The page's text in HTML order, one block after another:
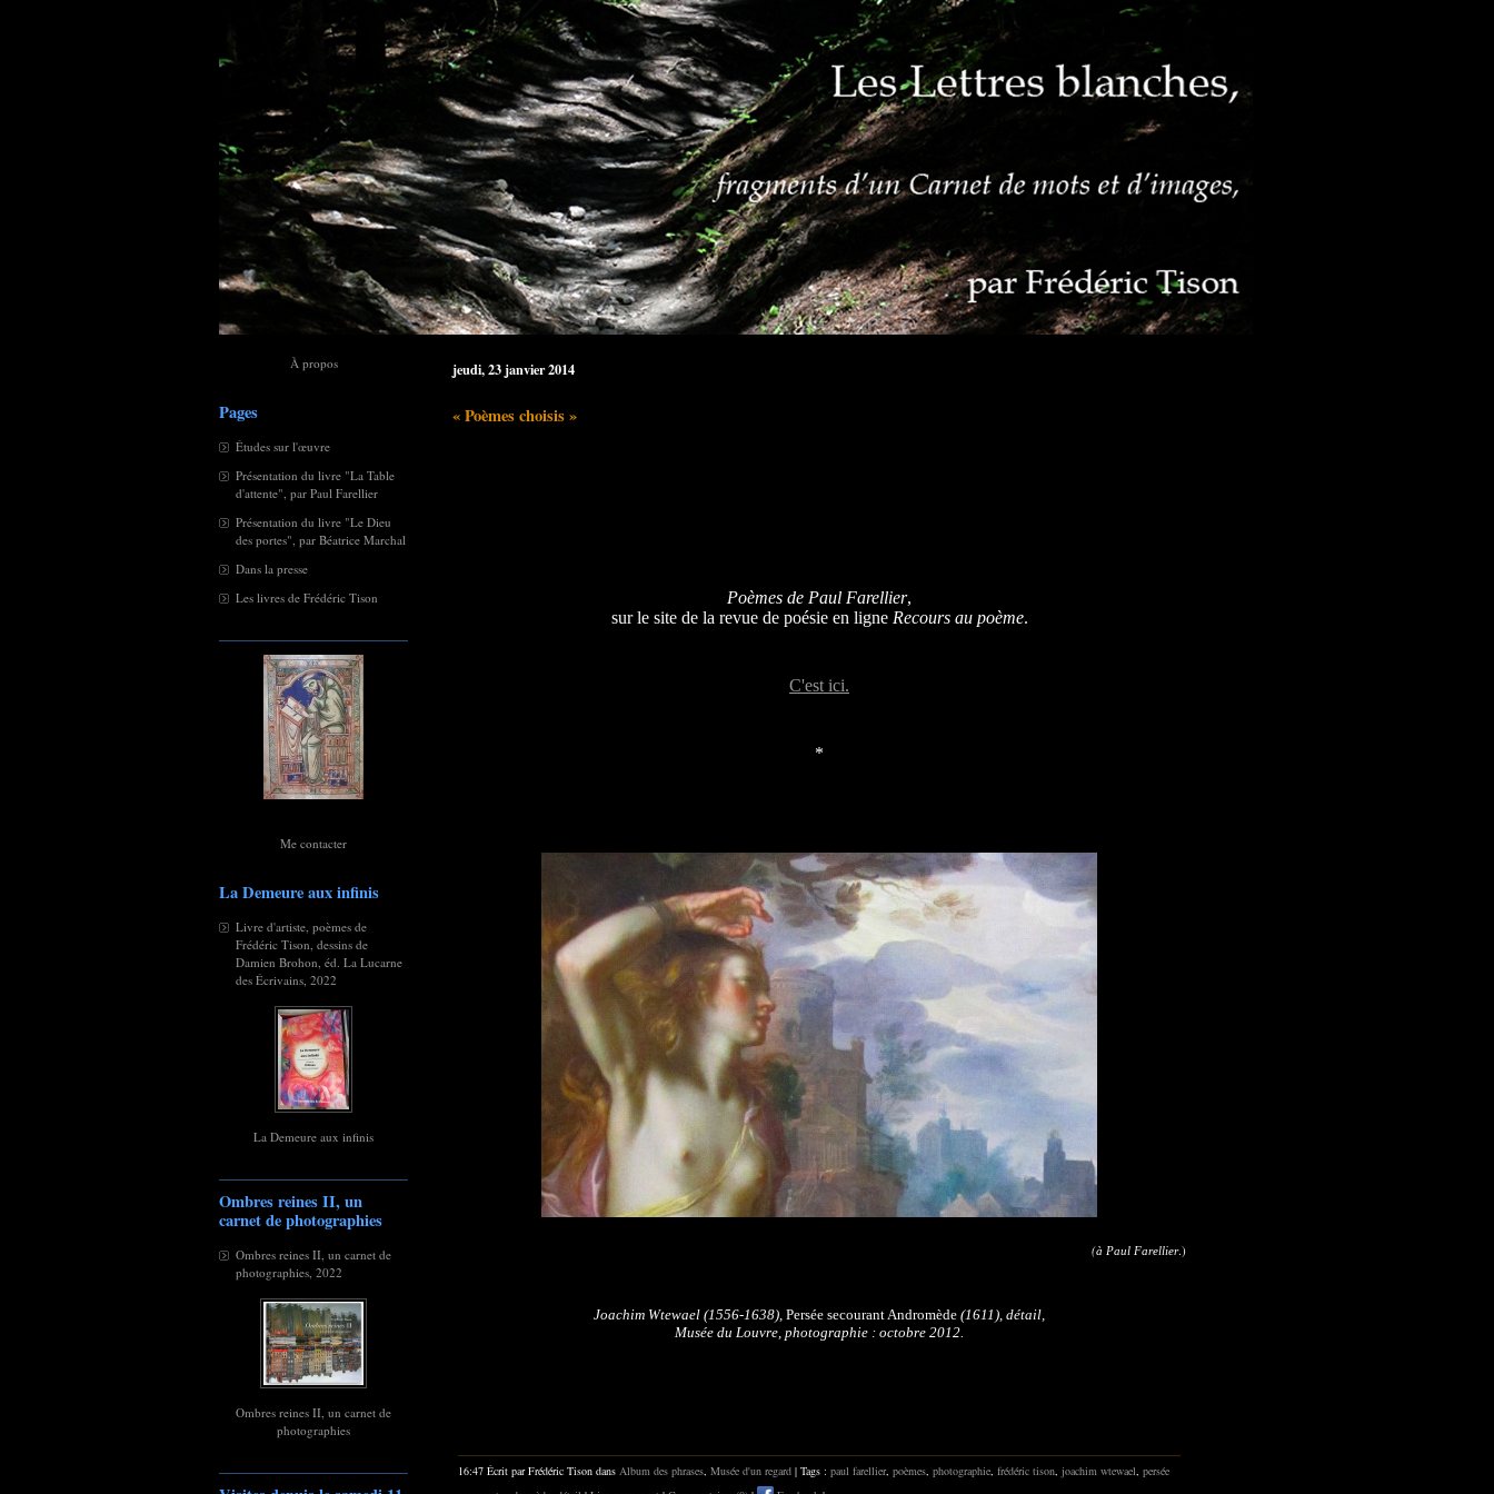
À propos
Pages
Études sur l'œuvre
Présentation du livre "La Table
d'attente", par Paul Farellier
Présentation du livre "Le Dieu
des portes", par Béatrice Marchal
Dans la presse
Les livres de Frédéric Tison
Me contacter
La Demeure aux infinis
Livre d'artiste, poèmes de
Frédéric Tison, dessins de
Damien Brohon, éd. La Lucarne
des Écrivains, 2022
La Demeure aux infinis
Ombres reines II, un
carnet de photographies
Ombres reines II, un carnet de
photographies, 2022
Ombres reines II, un carnet de
photographies
jeudi, 23 janvier 2014
« Poèmes choisis »
Poèmes de Paul Farellier,
sur le site de la revue de poésie en ligne Recours au poème.
C'est ici.
*
(à Paul Farellier.)
Joachim Wtewael (1556-1638), Persée secourant Andromède (1611), détail,
Musée du Louvre, photographie : octobre 2012.
16:47 Écrit par Frédéric Tison dans Album des phrases Musée d'un regard | Tags : paul farellier, poèmes photographie frédéric tison joachim wtewael persée